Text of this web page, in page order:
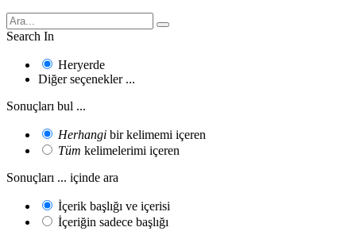
Search In
Heryerde
Diğer seçenekler ...
Sonuçları bul ...
Herhangi bir kelimemi içeren
Tüm kelimelerimi içeren
Sonuçları ... içinde ara
İçerik başlığı ve içerisi
İçeriğin sadece başlığı